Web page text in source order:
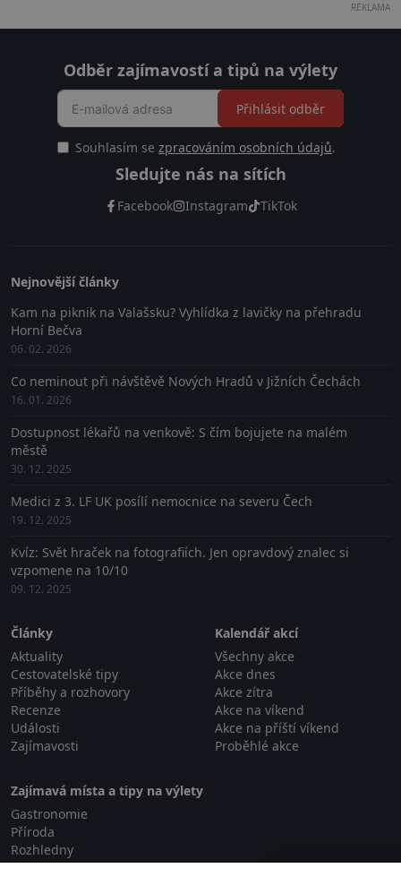
REKLAMA
Odběr zajímavostí a tipů na výlety
Souhlasím se zpracováním osobních údajů.
Přihlásit odběr
Sledujte nás na sítích
Facebook Instagram TikTok
Nejnovější články
Kam na piknik na Valašsku? Vyhlídka z lavičky na přehradu
Horní Bečva
06. 02. 2026
Co neminout při návštěvě Nových Hradů v Jižních Čechách
16. 01. 2026
Dostupnost lékařů na venkově: S čím bojujete na malém
městě
30. 12. 2025
Medici z 3. LF UK posílí nemocnice na severu Čech
19. 12. 2025
Kvíz: Svět hraček na fotografiích. Jen opravdový znalec si
vzpomene na 10/10
09. 12. 2025
Články
Aktuality
Cestovatelské tipy
Příběhy a rozhovory
Recenze
Události
Zajímavosti
Kalendář akcí
Všechny akce
Akce dnes
Akce zítra
Akce na víkend
Akce na příští víkend
Proběhlé akce
Zajímavá místa a tipy na výlety
Gastronomie
Příroda
Rozhledny
Relaxace a wellness